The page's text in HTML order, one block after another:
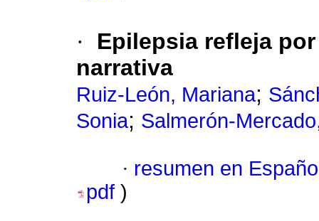
·
Epilepsia refleja
narrativa
Ruiz-León, Mariana;
Sonia; Salmerón-
· resumen en
pdf )